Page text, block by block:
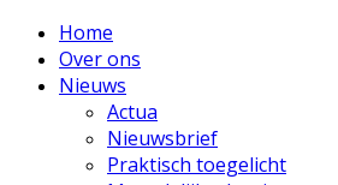
Home
Over ons
Nieuws
Actua
Nieuwsbrief
Praktisch toegelicht